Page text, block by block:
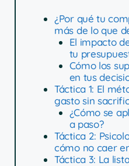
¿Por qué tu
más de lo que
El impacto
tu
Cómo los
en tus
Táctica 1: El
gasto sin
¿Cómo se
a paso?
Táctica 2:
cómo no caer
Táctica 3: La